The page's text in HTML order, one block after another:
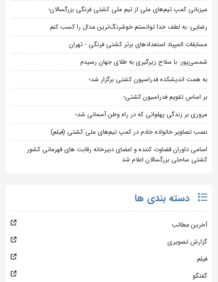
میزبانی کمپ تیم‌های ملی از تیم ملی کشتی فرنگی بزرگسالان؛
رضایی: به لطف خدا توانستم خوشرنگ‌ترین مدال را کسب کنم
مسابقات المپیاد استعدادهای برتر کشتی فرنگی - تهران
شمسی‌پور: با سلاح زیرگیری به طلای جهان رسیدم
به همت اندیشکده فدراسیون کشتی برگزار شد؛
بر اساس تقویم فدراسیون کشتی؛
مروری بر زندگی پهلوانی که در راه وطن آسمانی شد؛
نصب تصاویر خانواده خادم در کمپ تیم‌های ملی کشتی (فیلم)
اسامی داوران قضاوت کننده و اعضای دبیرخانه رقابت های قهرمانی کشور
کشتی ساحلی بزرگسالان اعلام شد
دسته بندی ها
آخرین مطالب
گزارش تصویری
فیلم
گفتگو